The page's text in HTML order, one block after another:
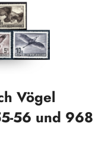
Vögel
56 und 968